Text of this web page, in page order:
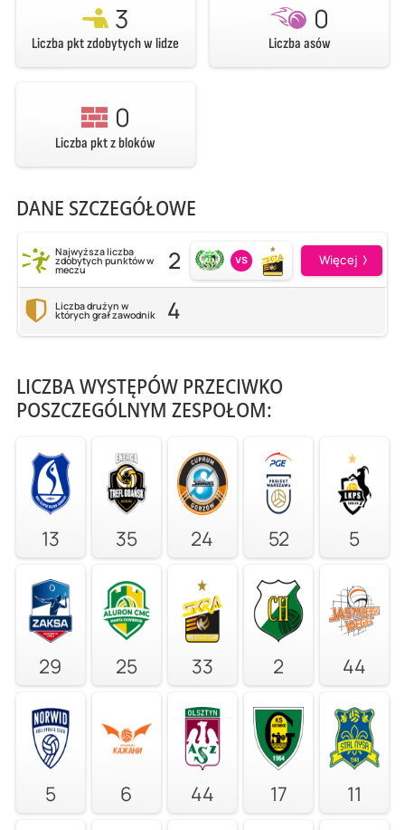
3
Liczba pkt zdobytych w lidze
0
Liczba asów
0
Liczba pkt z bloków
DANE SZCZEGÓŁOWE
Najwyższa liczba
zdobytych punktów w
meczu 2 vs Więcej
Liczba drużyn w
których grał zawodnik 4
LICZBA WYSTĘPÓW PRZECIWKO
POSZCZEGÓLNYM ZESPOŁOM:
13 35 24 52 5
29 25 33 2 44
5 6 44 17 11